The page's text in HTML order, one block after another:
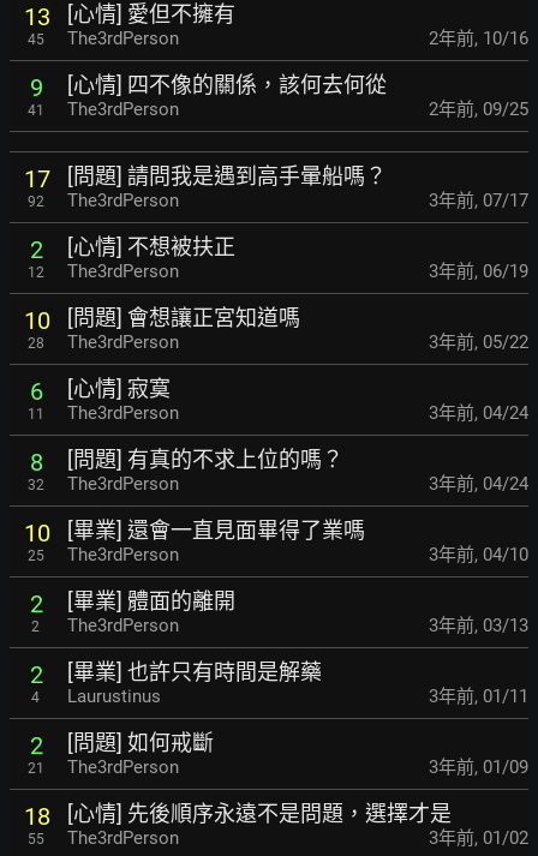
13
45
[心情] 愛但不擁有
The3rdPerson 2年前, 10/16
9
41
[心情] 四不像的關係，該何去何從
The3rdPerson 2年前, 09/25
17
92
[問題] 請問我是遇到高手暈船嗎？
The3rdPerson 3年前, 07/17
2
12
[心情] 不想被扶正
The3rdPerson 3年前, 06/19
10
28
[問題] 會想讓正宮知道嗎
The3rdPerson 3年前, 05/22
6
11
[心情] 寂寞
The3rdPerson 3年前, 04/24
8
32
[問題] 有真的不求上位的嗎？
The3rdPerson 3年前, 04/24
10
25
[畢業] 還會一直見面畢得了業嗎
The3rdPerson 3年前, 04/10
2
2
[畢業] 體面的離開
The3rdPerson 3年前, 03/13
2
4
[畢業] 也許只有時間是解藥
Laurustinus 3年前, 01/11
2
21
[問題] 如何戒斷
The3rdPerson 3年前, 01/09
18
55
[心情] 先後順序永遠不是問題，選擇才是
The3rdPerson 3年前, 01/02